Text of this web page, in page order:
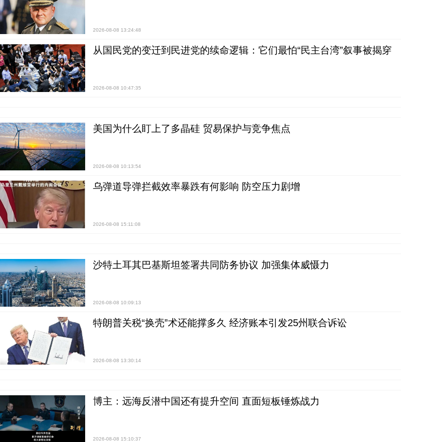
2026-08-08 13:24:48
从国民党的变迁到民进党的续命逻辑：它们最怕“民主台湾”叙事被揭穿
2026-08-08 10:47:35
美国为什么盯上了多晶硅 贸易保护与竞争焦点
2026-08-08 10:13:54
乌弹道导弹拦截效率暴跌有何影响 防空压力剧增
2026-08-08 15:11:08
沙特土耳其巴基斯坦签署共同防务协议 加强集体威慑力
2026-08-08 10:09:13
特朗普关税“换壳”术还能撑多久 经济账本引发25州联合诉讼
2026-08-08 13:30:14
博主：远海反潜中国还有提升空间 直面短板锤炼战力
2026-08-08 15:10:37